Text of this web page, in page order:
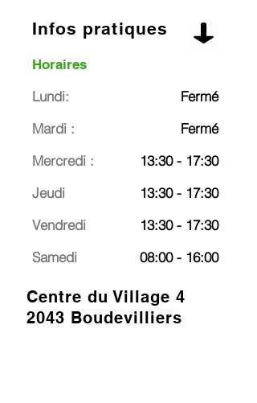
Infos pratiques
Horaires
Lundi:
Mardi :
Mercredi :
Jeudi
Vendredi
Samedi
Fermé
Fermé
13:30 - 17:30
13:30 - 17:30
13:30 - 17:30
08:00 - 16:00
Centre du Village 4
2043 Boudevilliers